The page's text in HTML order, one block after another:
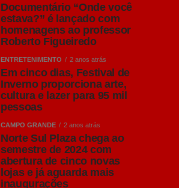
Documentário “Onde você
estava?” é lançado com
homenagens ao professor
Roberto Figueiredo
ENTRETENIMENTO 2 anos atrás
Em cinco dias, Festival de
Inverno proporciona arte,
cultura e lazer para 95 mil
pessoas
CAMPO GRANDE 2 anos atrás
Norte Sul Plaza chega ao
semestre de 2024 com
abertura de cinco novas
lojas e já aguarda mais
inaugurações